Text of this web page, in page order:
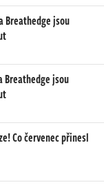
Breathedge jsou
jsou
Co červenec přinesl